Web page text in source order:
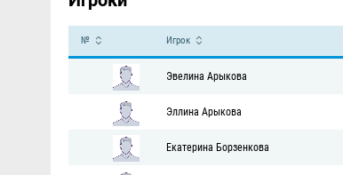
№ Игрок
Эвелина Арыкова
Эллина Арыкова
Екатерина Борзенкова